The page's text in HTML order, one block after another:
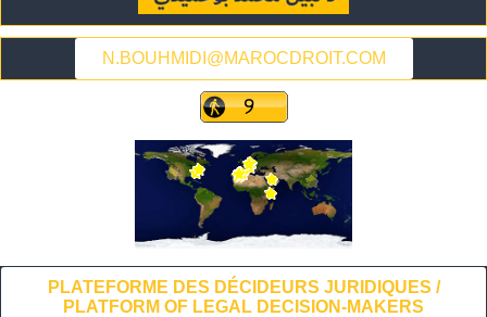
N.BOUHMIDI@MAROCDROIT.COM
PLATEFORME DES DÉCIDEURS JURIDIQUES /
PLATFORM OF LEGAL DECISION-MAKERS